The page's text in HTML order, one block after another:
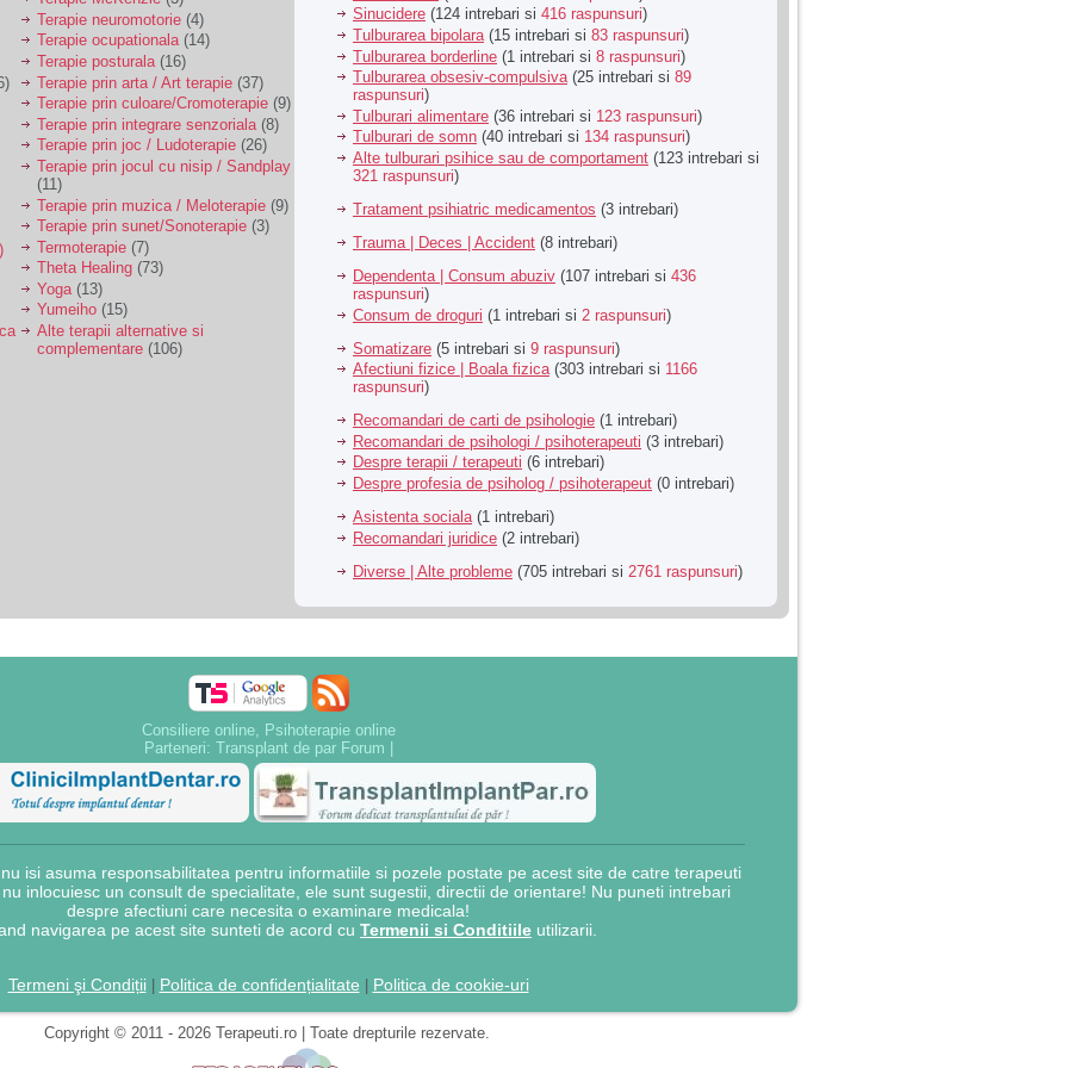
Terapie neuromotorie (4)
Terapie ocupationala(14)
Terapie posturala (16)
Terapie prin arta / Art terapie (37)
Terapie prin culoare/Cromoterapie (9)
Terapie prin integrare senzoriala (8)
Terapie prin joc / Ludoterapie (26)
Terapie prin jocul cu nisip / Sandplay
(11)
Terapie prin muzica / Meloterapie (9)
Terapie prin sunet/Sonoterapie (3)
Termoterapie (7)
Theta Healing (73)
Yoga (13)
Yumeiho (15)
Alte terapii alternative si
complementare (106)
Sinucidere (124 intrebari si 416 raspunsuri)
Tulburarea bipolara(15 intrebari si 83 raspunsuri)
Tulburarea borderline (1 intrebari si 8 raspunsuri)
Tulburarea obsesiv-compulsiva(25 intrebari si 89
raspunsuri)
Tulburari alimentare (36 intrebari si 123 raspunsuri)
Tulburari de somn (40 intrebari si 134 raspunsuri)
Alte tulburari psihice sau de comportament (123 intrebari si
321 raspunsuri)
Tratament psihiatric medicamentos (3 intrebari)
Trauma | Deces | Accident (8 intrebari)
Dependenta | Consum abuziv (107 intrebari si 436
raspunsuri)
Consum de droguri (1 intrebari si 2 raspunsuri)
Somatizare (5 intrebari si 9 raspunsuri)
Afectiuni fizice | Boala fizica(303 intrebari si 1166
raspunsuri)
Recomandari de carti de psihologie (1 intrebari)
Recomandari de psihologi / psihoterapeuti (3 intrebari)
Despre terapii / terapeuti (6 intrebari)
Despre profesia de psiholog / psihoterapeut (0 intrebari)
Asistenta sociala (1 intrebari)
Recomandari juridice (2 intrebari)
Diverse | Alte probleme (705 intrebari si 2761 raspunsuri)
Consiliere online, Psihoterapie online
Parteneri: Transplant de par Forum
isi asuma responsabilitatea pentru informatiile si pozele postate pe acest site de catre terapeuti
inlocuiesc un consult de specialitate, ele sunt sugestii, directii de orientare! Nu puneti intrebari
despre afectiuni care necesita o examinare medicala!
navigarea pe acest site sunteti de acord cu Termenii si Conditiile utilizarii.
Termeni şi Condiții| Politica de confidențialitate Politica de cookie-uri
Copyright © 2011 - 2026 Terapeuti.ro | Toate drepturile rezervate.